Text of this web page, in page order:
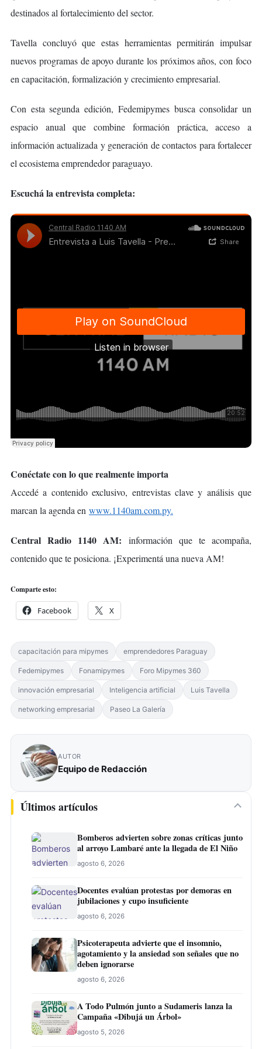
destinados al fortalecimiento del sector.
Tavella concluyó que estas herramientas permitirán impulsar
nuevos programas de apoyo durante los próximos años, con foco
en capacitación, formalización y crecimiento empresarial.
Con esta segunda edición, Fedemipymes busca consolidar un
espacio anual que combine formación práctica, acceso a
información actualizada y generación de contactos para fortalecer
el ecosistema emprendedor paraguayo.
Escuchá la entrevista completa:
Conéctate con lo que realmente importa
Accedé a contenido exclusivo, entrevistas clave y análisis que
marcan la agenda en www.1140am.com.py.
Central Radio 1140 AM: información que te acompaña,
contenido que te posiciona. ¡Experimentá una nueva AM!
Comparte esto:
Facebook X
capacitación para mipymes emprendedores Paraguay
Fedemipymes Fonamipymes Foro Mipymes 360
innovación empresarial Inteligencia artificial Luis Tavella
networking empresarial Paseo La Galería
AUTOR
Equipo de Redacción
Últimos artículos
Bomberos advierten sobre zonas críticas junto
al arroyo Lambaré ante la llegada de El Niño
agosto 6, 2026
Docentes evalúan protestas por demoras en
jubilaciones y cupo insuficiente
agosto 6, 2026
Psicoterapeuta advierte que el insomnio,
agotamiento y la ansiedad son señales que no
deben ignorarse
agosto 6, 2026
A Todo Pulmón junto a Sudameris lanza la
Campaña «Dibujá un Árbol»
agosto 5, 2026